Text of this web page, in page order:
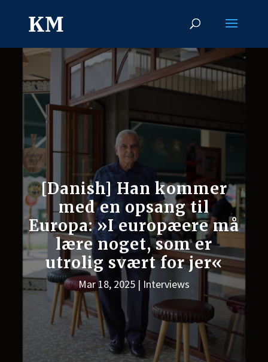
[Danish] Han kommer
med en opsang til
Europa: »I europæere må
lære noget, som er
utrolig svært for jer«
Mar 18, 2025 Interviews